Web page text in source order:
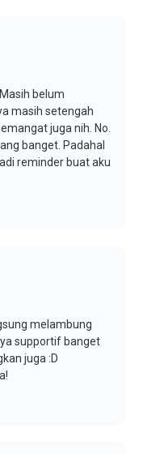
belum
masih setengah
juga nih. No.
banget. Padahal
reminder buat aku
melambung
supportif banget
juga :D